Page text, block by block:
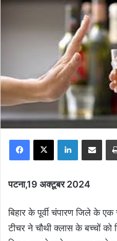
Facebook
X LinkedInShare via
पटना,19 अक्टूबर 2024
बिहार के पूर्वी चंपारण जिले के
टीचर ने चौथी क्लास के बच्चों को